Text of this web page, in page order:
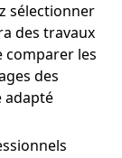
sélectionner
des travaux
comparer les
des
adapté